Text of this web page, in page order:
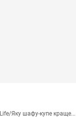
Life/Яку шафу-купе краще...